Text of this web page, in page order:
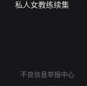
私人女教练续集
不良信息举报中心